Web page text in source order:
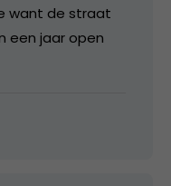
want de straat
een jaar open